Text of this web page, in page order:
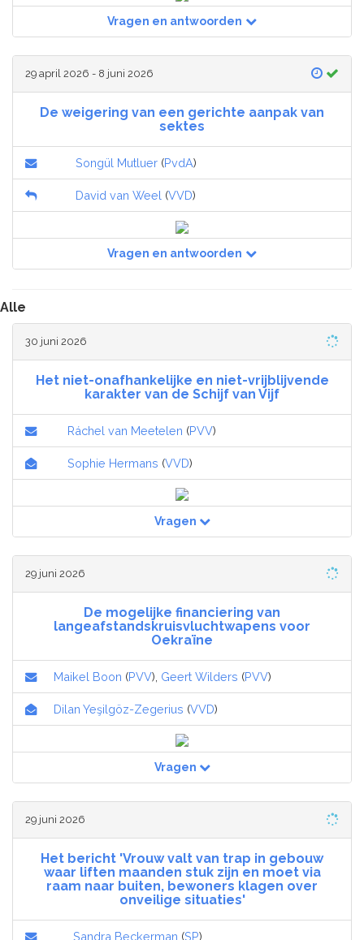
Vragen en antwoorden
29 april 2026 - 8 juni 2026
De weigering van een gerichte aanpak van
sektes
Songül Mutluer (PvdA)
David van Weel (VVD)
Vragen en antwoorden
Alle
30 juni 2026
Het niet-onafhankelijke en niet-vrijblijvende
karakter van de Schijf van Vijf
Ráchel van Meetelen (PVV)
Sophie Hermans (VVD)
Vragen
29 juni 2026
De mogelijke financiering van
langeafstandskruisvluchtwapens voor
Oekraïne
Maikel Boon (PVV), Geert Wilders (PVV)
Dilan Yeşilgöz-Zegerius (VVD)
Vragen
29 juni 2026
Het bericht 'Vrouw valt van trap in gebouw
waar liften maanden stuk zijn en moet via
raam naar buiten, bewoners klagen over
onveilige situaties'
Sandra Beckerman (SP)